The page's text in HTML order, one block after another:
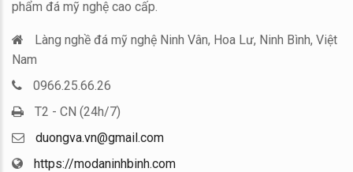
phẩm đá mỹ nghệ cao cấp.
Làng nghề đá mỹ nghệ Ninh Vân, Hoa Lư, Ninh Bình, Việt
Nam
0966.25.66.26
T2 - CN (24h/7)
duongva.vn@gmail.com
https://modaninhbinh.com